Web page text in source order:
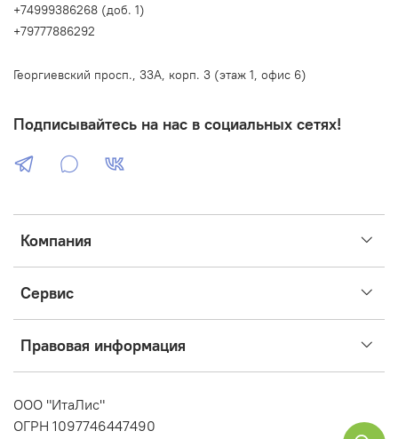
Компания
Сервис
Правовая информация
+74999386268 (доб. 1)
+79777886292
Георгиевский просп., 33А, корп. 3 (этаж 1, офис 6)
Подписывайтесь на нас в социальных сетях!
ООО "ИтаЛис"
ОГРН 1097746447490